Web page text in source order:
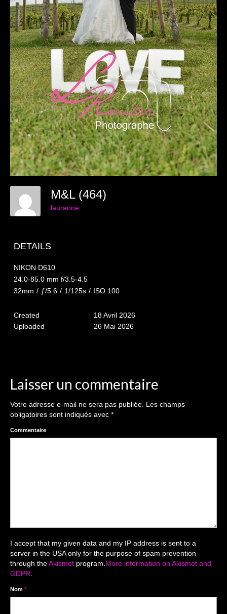
Au Feminin
Le 8 décembre Lyon
Carnaval d’Annecy
Macro
Reportages / Nature morte
Galeries Privées
séance du 25.04.26
Mariage du 18.04.2026
Mariage du 27.06
Cartes de remerciement
Photomontages
Prestations
Contact
M&L (464)
lauranne
DETAILS
NIKON D610
24.0-85.0 mm f/3.5-4.5
32mm / ƒ/5.6 / 1/125s / ISO 100
Created
18 Avril 2026
Uploaded
26 Mai 2026
Laisser un commentaire
Votre adresse e-mail ne sera pas publiée. Les champs
obligatoires sont indiqués avec *
Commentaire
I accept that my given data and my IP address is sent to a
server in the USA only for the purpose of spam prevention
through theAkismet program.More information on Akismet and
GDPR.
Nom *